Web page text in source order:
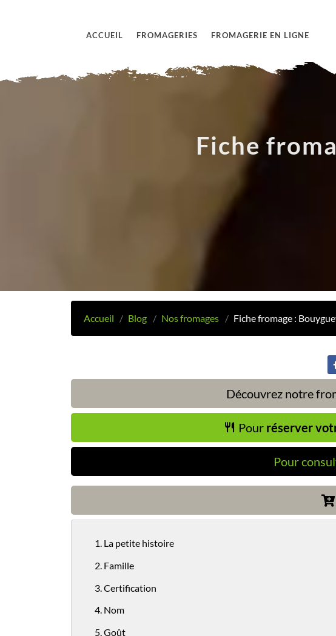
ACCUEIL FROMAGERIES FROMAGERIE EN LIGNE
Fiche
Accueil Blog Nos fromages Fiche fromage :
Découvrez notre
Pour réserver
Pour
1. La petite histoire
2. Famille
3. Certification
4. Nom
5. Goût